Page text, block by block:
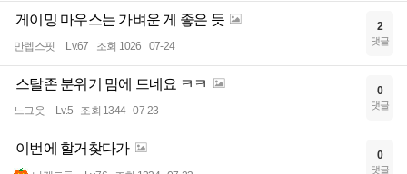
게이밍 마우스는 가벼운 게 좋은 듯
만렙스핏 Lv.67 조회 1026 07-24
2
댓글
스탈존 분위기 맘에 드네요 ㅋㅋ
느그읏 Lv.5 조회 1344 07-23
0
댓글
이번에 할거찾다가 0
댓글